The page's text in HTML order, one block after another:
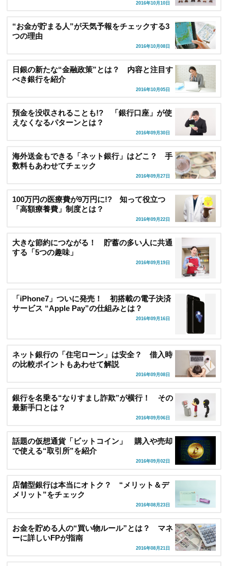
2016年10月10日
“お金が貯まる人”が天気予報をチェックする3
つの理由
2016年10月08日
日銀の新たな“金融政策”とは？ 内容と注目す
べき銀行を紹介
2016年10月05日
預金を没収されることも!? 「銀行口座」が使
えなくなるパターンとは？
2016年09月30日
海外送金もできる「ネット銀行」はどこ？ 手
数料もあわせてチェック
2016年09月27日
100万円の医療費が9万円に!? 知って役立つ
「高額療養費」制度とは？
2016年09月22日
大きな節約につながる！ 貯蓄の多い人に共通
する「5つの趣味」
2016年09月19日
「iPhone7」ついに発売！ 初搭載の電子決済
サービス “Apple Pay”の仕組みとは？
2016年09月16日
ネット銀行の「住宅ローン」は安全？ 借入時
の比較ポイントもあわせて解説
2016年09月08日
銀行を名乗る“なりすまし詐欺”が横行！ その
最新手口とは？
2016年09月06日
話題の仮想通貨「ビットコイン」 購入や売却
で使える“取引所”を紹介
2016年09月02日
店舗型銀行は本当にオトク？ “メリット＆デ
メリット”をチェック
2016年08月23日
お金を貯める人の“買い物ルール”とは？ マネ
ーに詳しいFPが指南
2016年08月21日